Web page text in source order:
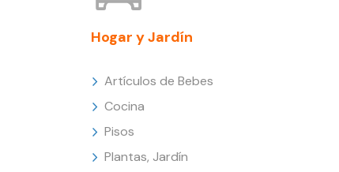
Hogar y Jardín
Artículos de Bebes
Cocina
Pisos
Plantas, Jardín